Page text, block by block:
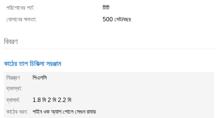
পরিশোধের শর্ত:
টিটি
যোগানের ক্ষমতা:
500 সেট/বছর
বিবরণ
কাঠের তাপ চিকিত্সা সরঞ্জাম
নিয়ন্ত্রণ
ব্যবস্থা:
পিএলসি
ব্যাসার্ধ:
1.8 মি 2 মি 2.2 মি
কাঠের ধরন:
পাইন ওক অ্যাশ পোলে সেগুন রাবার